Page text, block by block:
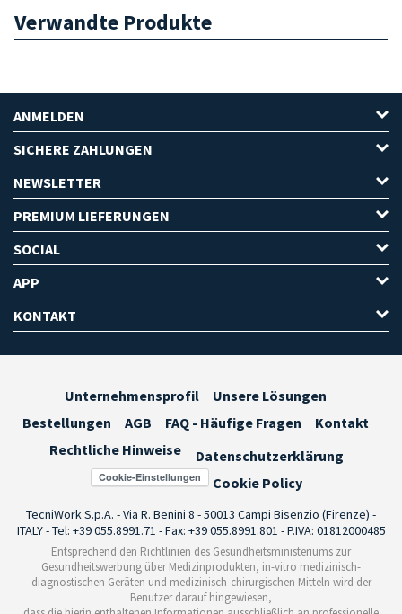
Verwandte Produkte
ANMELDEN
SICHERE ZAHLUNGEN
NEWSLETTER
PREMIUM LIEFERUNGEN
SOCIAL
APP
KONTAKT
Unternehmensprofil
Unsere Lösungen
Bestellungen
AGB FAQ - Häufige Fragen
Kontakt
Rechtliche Hinweise
Datenschutzerklärung
Cookie-Einstellungen Cookie Policy
TecniWork S.p.A. - Via R. Benini 8 - 50013 Campi Bisenzio (Firenze) -
ITALY - Tel: +39 055.8991.71 - Fax: +39 055.8991.801 - P.IVA: 01812000485
Entsprechend den Richtlinien des Gesundheitsministeriums zur
Gesundheitswerbung über Medizinprodukten, in-vitro medizinisch-
diagnostischen Geräten und medizinisch-chirurgischen Mitteln wird der
Benutzer darauf hingewiesen,